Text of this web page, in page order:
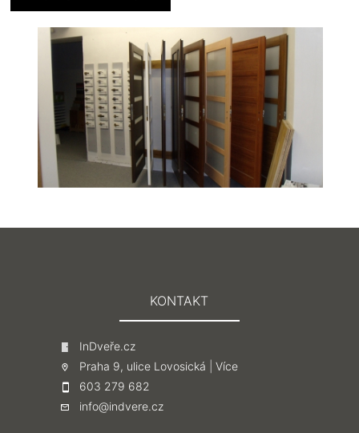
KONTAKT
InDveře.cz
Praha 9, ulice Lovosická | Více
603 279 682
info@indvere.cz